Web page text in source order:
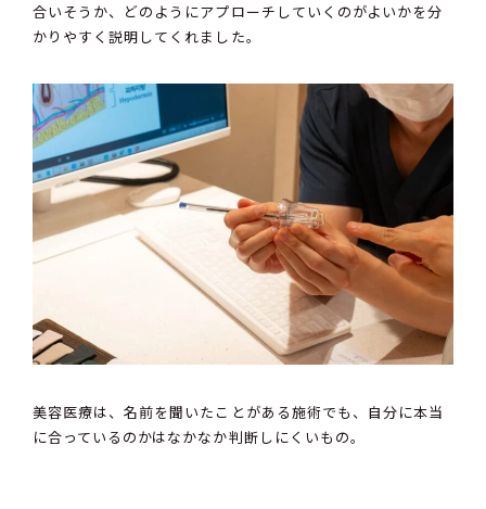
合いそうか、どのようにアプローチしていくのがよいかを分
かりやすく説明してくれました。
美容医療は、名前を聞いたことがある施術でも、自分に本当
に合っているのかはなかなか判断しにくいもの。